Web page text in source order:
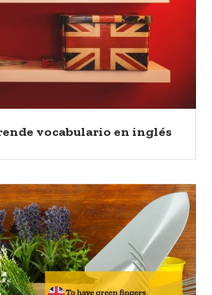
vocabulario en inglés